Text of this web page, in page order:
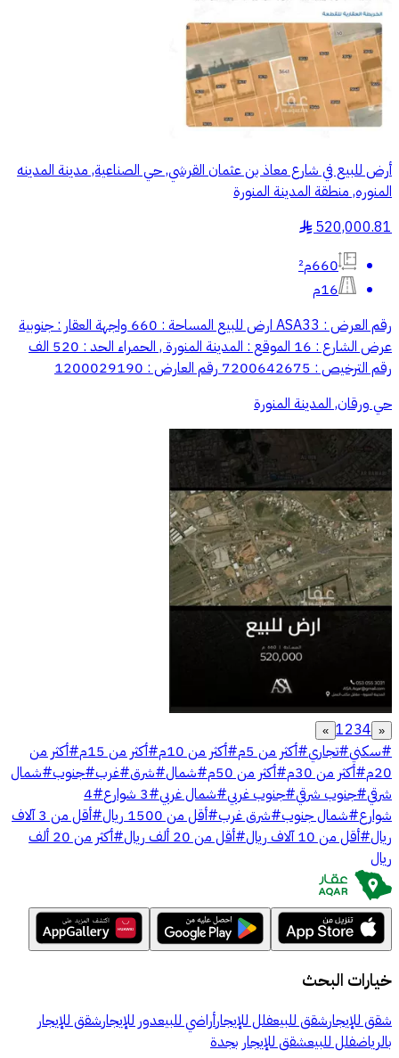
أرض للبيع في شارع معاذ بن عثمان القرشي, حي الصناعية, مدينة المدينه
المنوره, منطقة المدينة المنورة
520,000.81
§
660م²
16م
رقم العرض : ASA33 ارض للبيع المساحة : 660 واجهة العقار : جنوبية
عرض الشارع : 16 الموقع : المدينة المنورة , الحمراء الحد : 520 الف
رقم الترخيص : 7200642675 رقم العارض : 1200029190
حي ورقان, المدينة المنورة
«
1234
»
#سكني#تجاري#أكثر من 5م #أكثر من 10م #أكثر من 15م #أكثر من
20م #أكثر من 30م #أكثر من 50م #شمال#شرق#غرب#جنوب#شمال
شرقي#جنوب شرقي#جنوب غربي#شمال غربي#3 شوارع #
4
شوارع#شمال جنوب#شرق غرب#أقل من 1500 ريال #
أقل من 3 آلاف
ريال#أقل من 10 آلاف ريال #أقل من 20 ألف ريال #
أكثر من 20 ألف
ريال
خيارات البحث
شقق للإيجارشقق للبيعفلل للإيجارأراضي للبيعدور للإيجارشقق للإيجار
بالرياضفلل للبيعشقق للإيجار بجدة